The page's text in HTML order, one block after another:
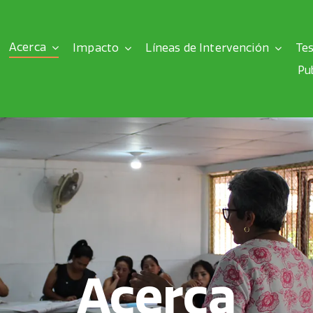
Acerca Impacto Líneas de Intervención
Acerca